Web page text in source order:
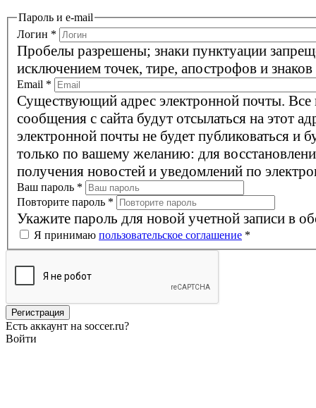
Пароль и e-mail
Логин *
Пробелы разрешены; знаки пунктуации
исключением точек, тире, апострофов и
Email *
Существующий адрес электронной почты. Все
сообщения с сайта будут отсылаться на этот
электронной почты не будет публиковаться и
только по вашему желанию: для
получения новостей и уведомлений по
Ваш пароль *
Повторите пароль *
Укажите пароль для новой учетной записи в
Я принимаю пользовательское соглашение *
Есть аккаунт на soccer.ru?
Войти